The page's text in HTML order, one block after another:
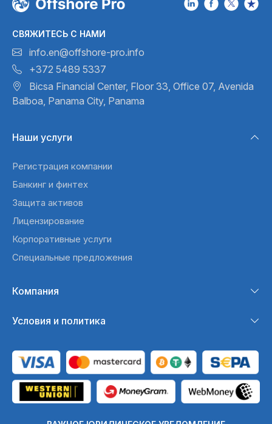
СВЯЖИТЕСЬ С НАМИ
info.en@offshore-pro.info
+372 5489 5337
Bicsa Financial Center, Floor 33, Office 07, Avenida
Balboa, Panama City, Panama
Наши услуги
Регистрация компании
Банкинг и финтех
Защита активов
Лицензирование
Корпоративные услуги
Специальные предложения
Компания
Условия и политика